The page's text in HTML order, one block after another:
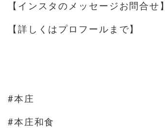
【インスタのメッセージお問合せ】
【詳しくはプロフールまで】
#本庄
#本庄和食